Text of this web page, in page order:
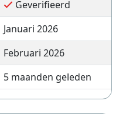
Geverifieerd
Januari 2026
Februari 2026
5 maanden geleden